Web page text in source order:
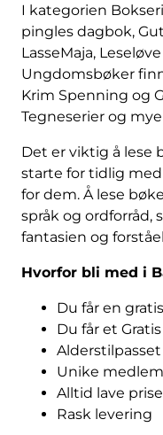
I kategorien
pingles dagbok,
LasseMaja,
Ungdomsbøker
Krim Spenning og
Tegneserier og
Det er viktig å lese
starte for tidlig
for dem. Å lese
språk og
fantasien og
Hvorfor bli med i
Du får en
Du får et
Unike
Alltid lave
Rask levering